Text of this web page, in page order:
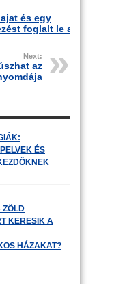
és egy
foglalt le a
Next:
az
ÉS
ZÖLD
KERESIK A
HÁZAKAT?